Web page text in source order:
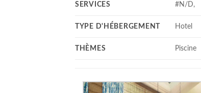
SERVICES #N/D,
TYPE D'HÉBERGEMENT Hotel
THÈMES Piscine